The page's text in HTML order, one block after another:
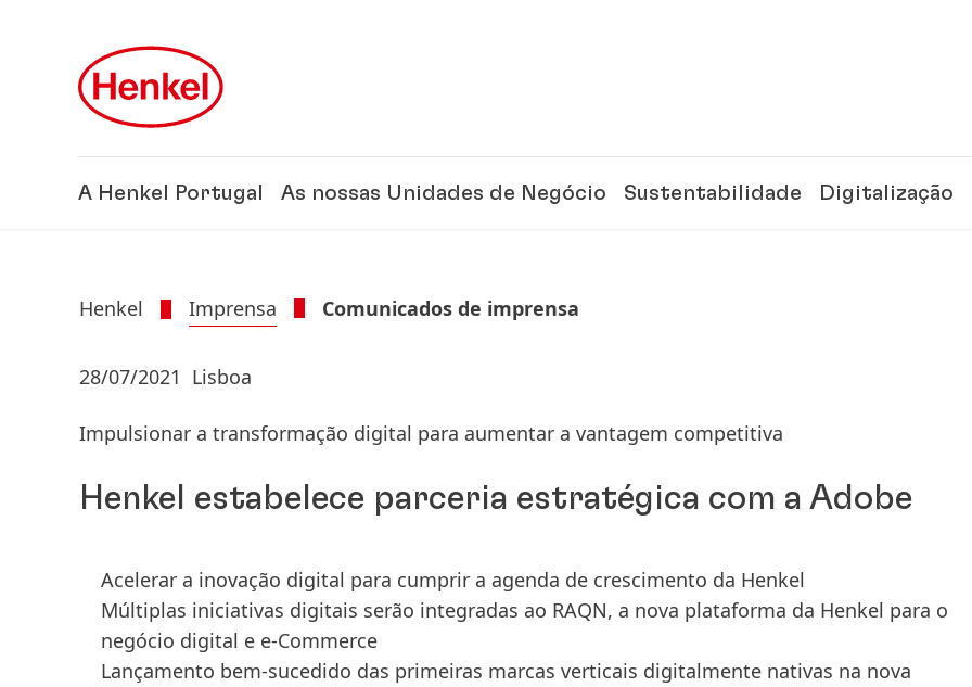
A Henkel Portugal As nossas Unidades de Negócio Sustentabilidade Digitalização
Henkel Imprensa Comunicados de imprensa
28/07/2021 Lisboa
Impulsionar a transformação digital para aumentar a vantagem competitiva
Henkel estabelece parceria estratégica com a Adobe
Acelerar a inovação digital para cumprir a agenda de crescimento da Henkel
Múltiplas iniciativas digitais serão integradas ao RAQN, a nova plataforma da Henkel para o
negócio digital e e-Commerce
Lançamento bem-sucedido das primeiras marcas verticais digitalmente nativas na nova